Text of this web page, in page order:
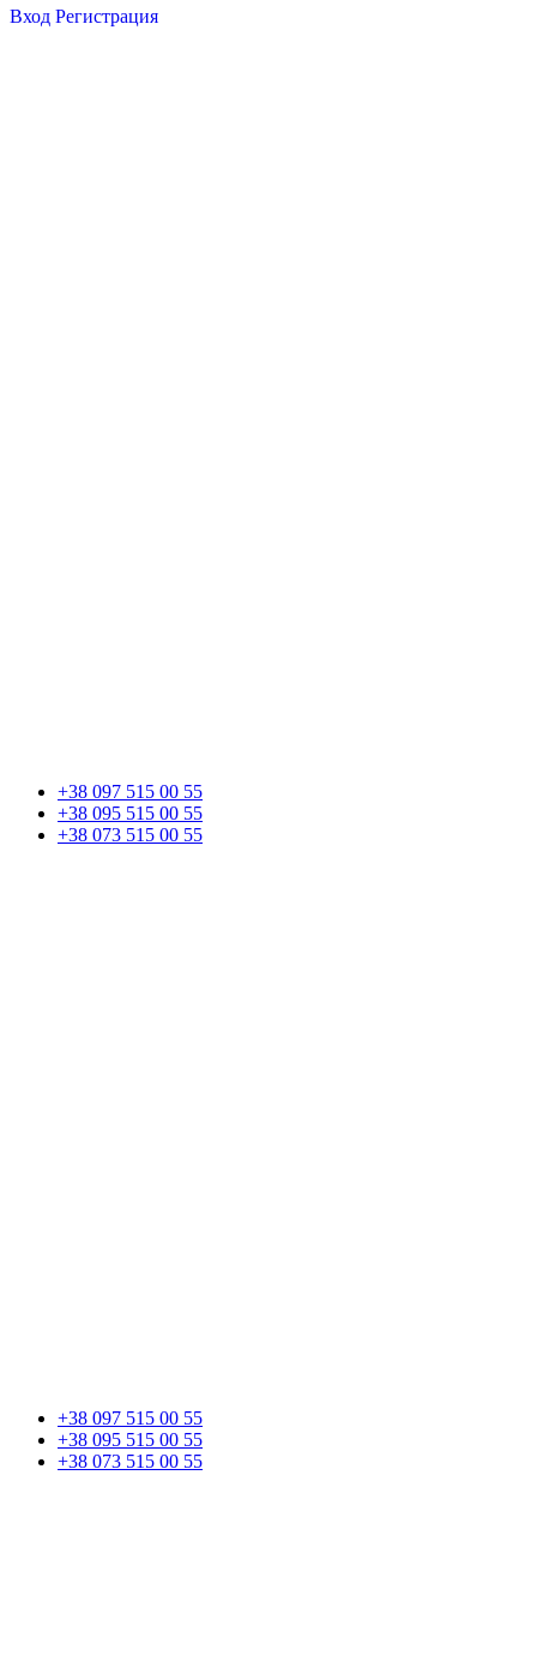
Вход Регистрация
+38 097 515 00 55
+38 095 515 00 55
+38 073 515 00 55
+38 097 515 00 55
+38 095 515 00 55
+38 073 515 00 55